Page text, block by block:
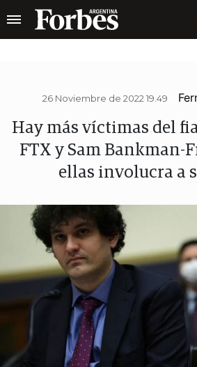
26 Noviembre de 2022 19.49
Hay más víctimas del
FTX y Sam Bankman-
ellas involucra a